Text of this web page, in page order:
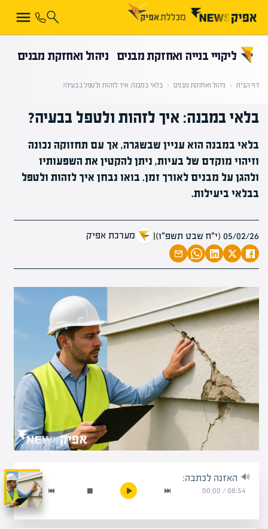
ליקויי בנייה ואחזקת מבנים ניהול ואחזקת מבנים
דף הבית ‹ ניהול ואחזקת מבנים ‹ בלאי במבנה: איך לזהות ולטפל בבעיה?
בלאי במבנה: איך לזהות ולטפל בבעיה?
בלאי במבנה הוא עניין שבשגרה, אך עם תחזוקה נכונה
וזיהוי מוקדם של בעיות, ניתן להקטין את השפעותיו
ולהגן על מבנים לאורך זמן. בואו נבחן איך לזהות ולטפל
בבלאי ביעילות.
05/02/26 (י״ח שבט תשפ״ו) | מערכת אפיק
האזנה לכתבה:
08:54
/
00:00